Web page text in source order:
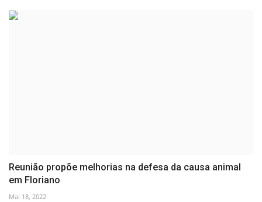
Reunião propõe melhorias na defesa da causa animal
em Floriano
Mai 18, 2022